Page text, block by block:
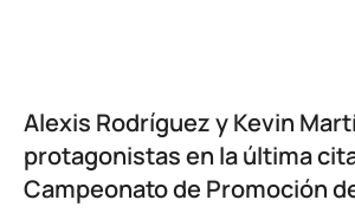
Alexis Rodríguez y Kevin
protagonistas en la última
Campeonato de Promoción